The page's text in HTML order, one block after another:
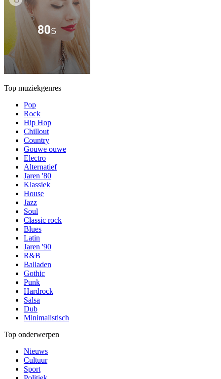
Top muziekgenres
Pop
Rock
Hip Hop
Chillout
Country
Gouwe ouwe
Electro
Alternatief
Jaren '80
Klassiek
House
Jazz
Soul
Classic rock
Blues
Latin
Jaren '90
R&B
Balladen
Gothic
Punk
Hardrock
Salsa
Dub
Minimalistisch
Top onderwerpen
Nieuws
Cultuur
Sport